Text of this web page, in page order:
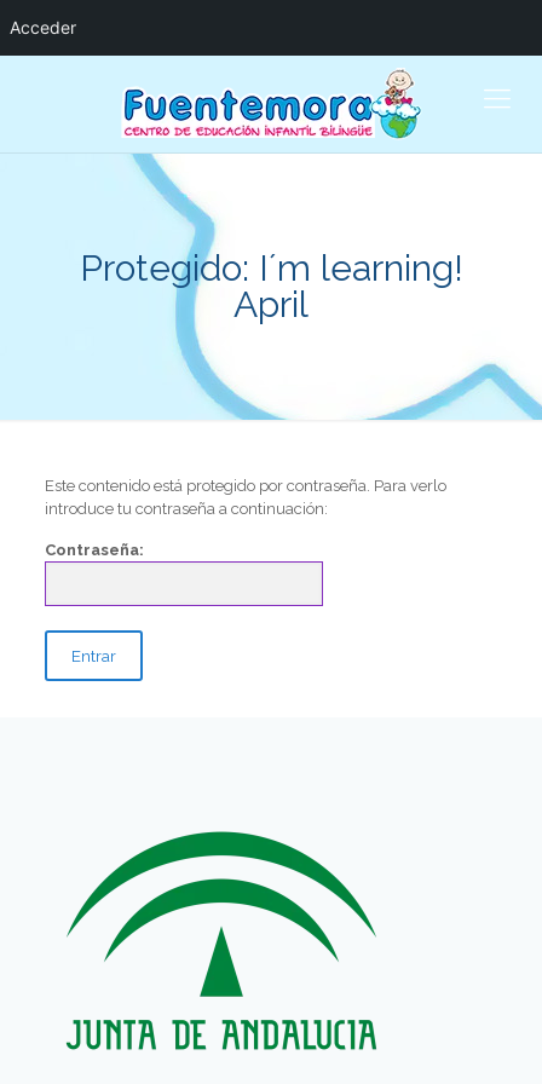
Protegido: I´m learning!
April
Este contenido está protegido por contraseña. Para verlo
introduce tu contraseña a continuación:
Contraseña:
Acceder